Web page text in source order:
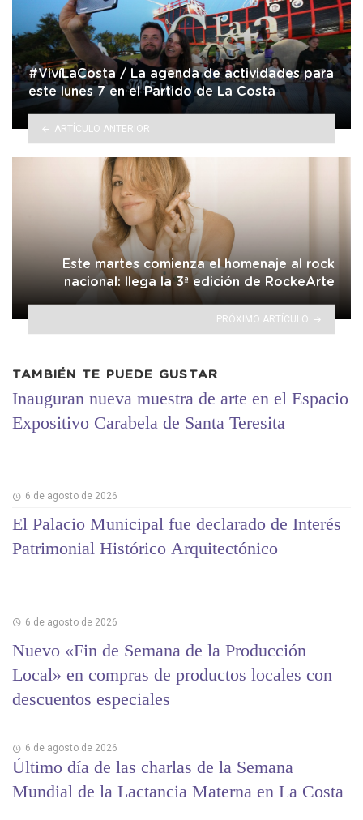
#VivíLaCosta / La agenda de actividades para
este lunes 7 en el Partido de La Costa
ARTÍCULO ANTERIOR
Este martes comienza el homenaje al rock
nacional: llega la 3ª edición de RockeArte
PRÓXIMO ARTÍCULO
TAMBIÉN TE PUEDE GUSTAR
Inauguran nueva muestra de arte en el Espacio
Expositivo Carabela de Santa Teresita
6 de agosto de 2026
El Palacio Municipal fue declarado de Interés
Patrimonial Histórico Arquitectónico
6 de agosto de 2026
Nuevo «Fin de Semana de la Producción
Local» en compras de productos locales con
descuentos especiales
6 de agosto de 2026
Último día de las charlas de la Semana
Mundial de la Lactancia Materna en La Costa